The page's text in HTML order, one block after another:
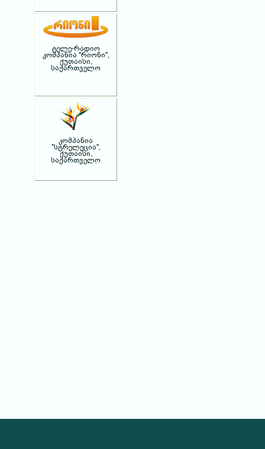
ტელე-რადიო
კომპანია "რიონი",
ქუთაისი,
საქართველო
კომპანია
"სტრელეცია",
ქუთაისი,
საქართველო